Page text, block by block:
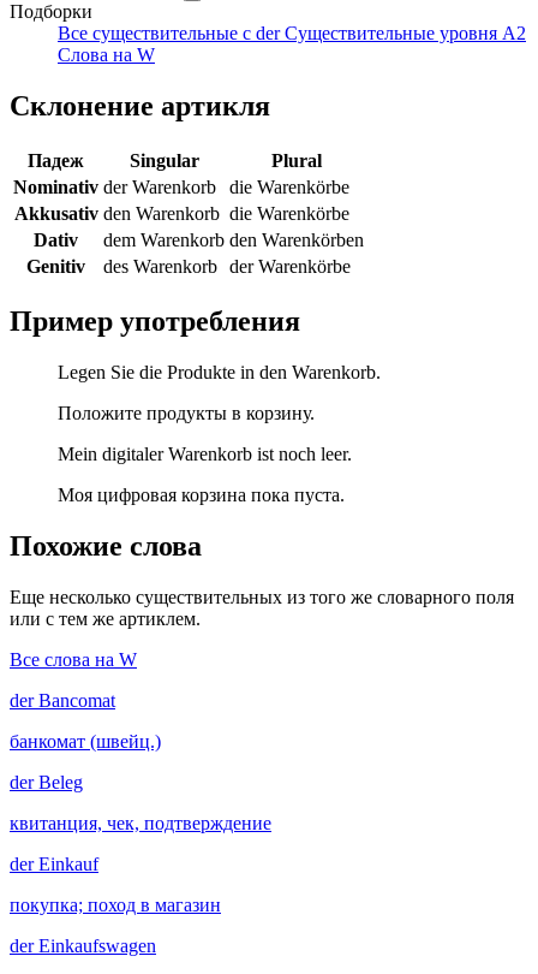
Подборки
Все существительные с derСуществительные уровня A2
Слова на W
Склонение артикля
Падеж Singular
Plural
Nominativ der Warenkorb
die Warenkörbe
Akkusativ den Warenkorb die Warenkörbe
Dativ
dem Warenkorb den Warenkörben
Genitiv
des Warenkorb der Warenkörbe
Пример употребления
Legen Sie die Produkte in den Warenkorb.
Положите продукты в корзину.
Mein digitaler Warenkorb ist noch leer.
Моя цифровая корзина пока пуста.
Похожие слова
Еще несколько существительных из того же словарного поля
или с тем же артиклем.
Все слова на W
derBancomat
банкомат (швейц.)
derBeleg
квитанция, чек, подтверждение
derEinkauf
покупка; поход в магазин
derEinkaufswagen